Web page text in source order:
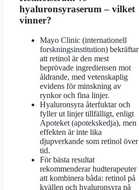
hyaluronsyraserum – vilket
vinner?
Mayo Clinic (internationell
forskningsinstitution) bekräftar
att retinol är den mest
beprövade ingrediensen mot
åldrande, med vetenskaplig
evidens för minskning av
rynkor och fina linjer.
Hyaluronsyra återfuktar och
fyller ut linjer tillfälligt, enligt
Apoteket (apotekskedja), men
effekten är inte lika
djupverkande som retinol över
tid.
För bästa resultat
rekommenderar hudterapeuter
att kombinera båda: retinol på
kvällen och hyaluronsyra på